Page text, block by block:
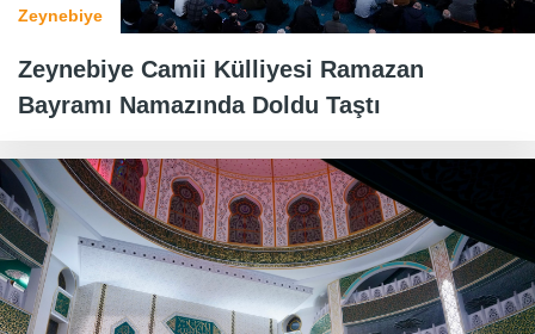
Zeynebiye
Zeynebiye Camii Külliyesi Ramazan
Bayramı Namazında Doldu Taştı